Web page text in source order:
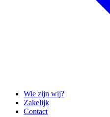
Wie zijn wij?
Zakelijk
Contact